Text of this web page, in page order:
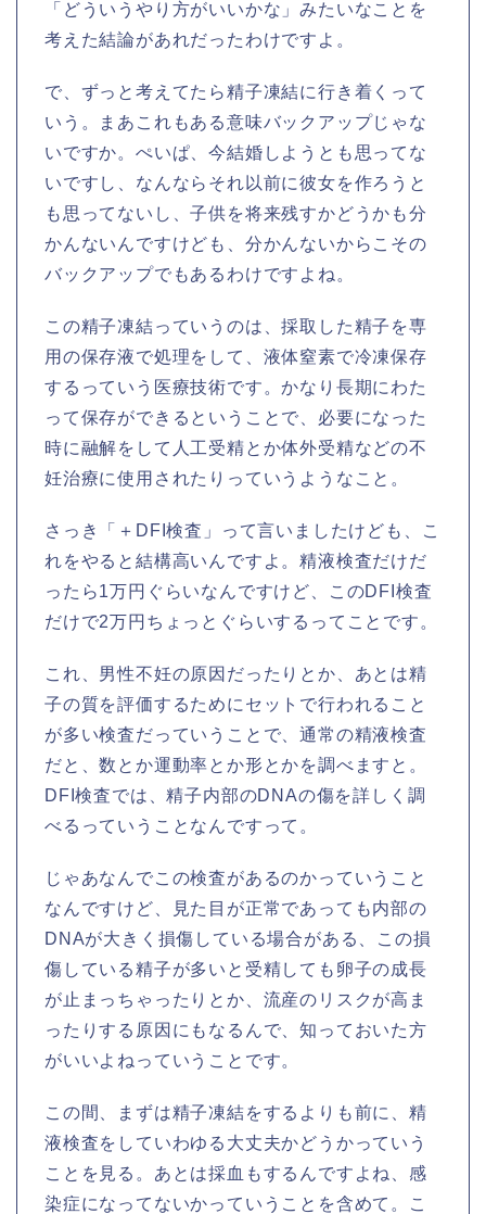
「どういうやり方がいいかな」みたいなことを
考えた結論があれだったわけですよ。
で、ずっと考えてたら精子凍結に行き着くって
いう。まあこれもある意味バックアップじゃな
いですか。ぺいぱ、今結婚しようとも思ってな
いですし、なんならそれ以前に彼女を作ろうと
も思ってないし、子供を将来残すかどうかも分
かんないんですけども、分かんないからこその
バックアップでもあるわけですよね。
この精子凍結っていうのは、採取した精子を専
用の保存液で処理をして、液体窒素で冷凍保存
するっていう医療技術です。かなり長期にわた
って保存ができるということで、必要になった
時に融解をして人工受精とか体外受精などの不
妊治療に使用されたりっていうようなこと。
さっき「＋DFI検査」って言いましたけども、こ
れをやると結構高いんですよ。精液検査だけだ
ったら1万円ぐらいなんですけど、このDFI検査
だけで2万円ちょっとぐらいするってことです。
これ、男性不妊の原因だったりとか、あとは精
子の質を評価するためにセットで行われること
が多い検査だっていうことで、通常の精液検査
だと、数とか運動率とか形とかを調べますと。
DFI検査では、精子内部のDNAの傷を詳しく調
べるっていうことなんですって。
じゃあなんでこの検査があるのかっていうこと
なんですけど、見た目が正常であっても内部の
DNAが大きく損傷している場合がある、この損
傷している精子が多いと受精しても卵子の成長
が止まっちゃったりとか、流産のリスクが高ま
ったりする原因にもなるんで、知っておいた方
がいいよねっていうことです。
この間、まずは精子凍結をするよりも前に、精
液検査をしていわゆる大丈夫かどうかっていう
ことを見る。あとは採血もするんですよね、感
染症になってないかっていうことを含めて。こ